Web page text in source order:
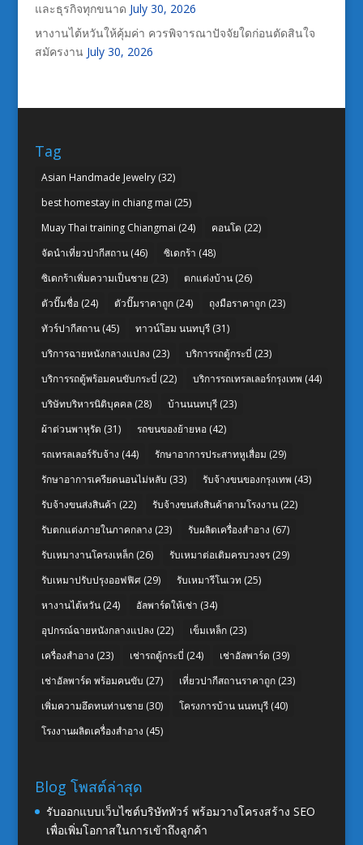
และธุรกิจทุกขนาด July 30, 2026
หางานไต้หวันให้คุ้มค่า ควรพิจารณาปัจจัยใดก่อนตัดสินใจ
สมัครงาน July 30, 2026
Tag
Asian Handmade Jewelry(32)
best homestay in chiang mai (25)
Muay Thai training Chiangmai (24) คอนโด (22)
จัดนำเที่ยวปากีสถาน(46) ซิเดกร้า (48)
ซิเดกร้าเพิ่มความเป็นชาย (23) ตกแต่งบ้าน(26)
ตัวปั๊มชื่อ(24) ตัวปั๊มราคาถูก(24) ถุงมือราคาถูก(23)
ทัวร์ปากีสถาน(45) ทาวน์โฮม นนทบุรี(31)
บริการฉายหนังกลางแปลง (23) บริการรถตู้กระบี่ (23)
บริการรถตู้พร้อมคนขับกระบี่ (22) บริการรถเทรลเลอร์กรุงเทพ (44)
บริษัทบริหารนิติบุคคล(28) บ้านนนทบุรี(23)
ผ้าต่วนพาหุรัด (31) รถขนของย้ายหอ(42)
รถเทรลเลอร์รับจ้าง (44) รักษาอาการประสาทหูเสื่อม (29)
รักษาอาการเครียดนอนไม่หลับ (33) รับจ้างขนของกรุงเทพ (43)
รับจ้างขนส่งสินค้า (22) รับจ้างขนส่งสินค้าตามโรงงาน(22)
รับตกแต่งภายในภาคกลาง (23) รับผลิตเครื่องสำอาง (67)
รับเหมางานโครงเหล็ก(26) รับเหมาต่อเติมครบวงจร(29)
รับเหมาปรับปรุงออฟฟิศ(29) รับเหมารีโนเวท (25)
หางานไต้หวัน(24) อัลพาร์ดให้เช่า (34)
อุปกรณ์ฉายหนังกลางแปลง (22) เข็มเหล็ก(23)
เครื่องสำอาง (23) เช่ารถตู้กระบี่ (24) เช่าอัลพาร์ด (39)
เช่าอัลพาร์ด พร้อมคนขับ (27) เที่ยวปากีสถานราคาถูก(23)
เพิ่มความอึดทนท่านชาย (30) โครงการบ้าน นนทบุรี(40)
โรงงานผลิตเครื่องสำอาง (45)
Blog โพสต์ล่าสุด
รับออกแบบเว็บไซต์บริษัททัวร์ พร้อมวางโครงสร้าง SEO
เพื่อเพิ่มโอกาสในการเข้าถึงลูกค้า